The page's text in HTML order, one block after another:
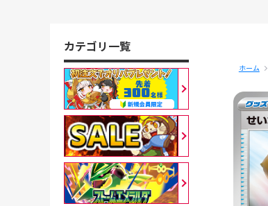
ホーム
カテゴリ一覧